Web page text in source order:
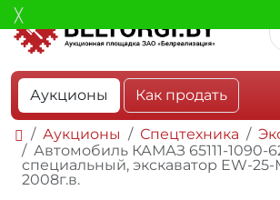
Аукционы Как продать
Аукционы Спецтехника
Автомобиль КАМАЗ 65111-1090-
специальный, экскаватор EW-25-
2008г.в.